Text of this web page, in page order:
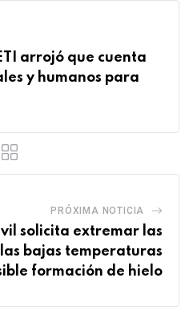
arrojó que cuenta
y humanos para
PRÓXIMA NOTICIA
solicita extremar las
bajas temperaturas
formación de hielo